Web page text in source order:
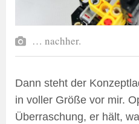
… nachher.
Dann steht der
in voller Größe vor mir.
Überraschung, er hält,